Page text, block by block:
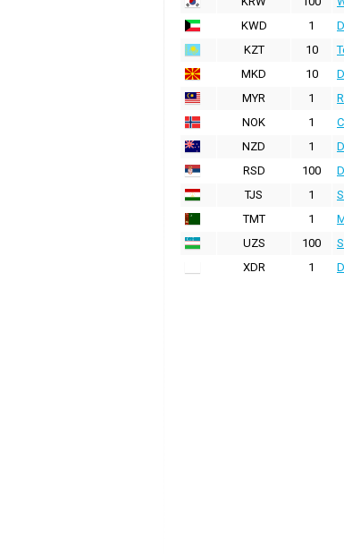
KWD
1
KZT
10
MKD
10
MYR
1
NOK
1
NZD
1
RSD
100
TJS
1
TMT
1
UZS
100
XDR
1